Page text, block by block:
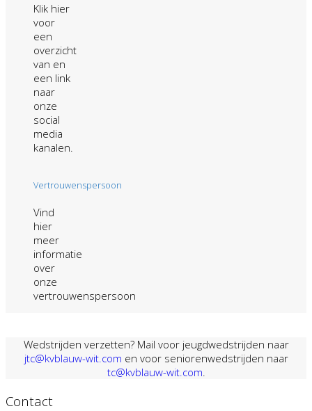
Klik hier
voor
een
overzicht
van en
een link
naar
onze
social
media
kanalen.
Vertrouwenspersoon
Vind
hier
meer
informatie
over
onze
vertrouwenspersoon
Wedstrijden verzetten? Mail voor jeugdwedstrijden naar
jtc@kvblauw-wit.com en voor seniorenwedstrijden naar
tc@kvblauw-wit.com.
Contact